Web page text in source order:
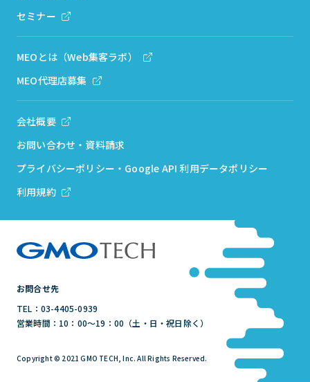
お問合せ先
TEL：03-4405-0939
営業時間：10：00～19：00（土・日・祝日除く）
セミナー
MEOとは（Web集客ラボ）
MEO代理店募集
会社概要
お問い合わせ・資料請求
プライバシーポリシー・Google API 利用データポリシー
利用規約
Copyright © 2021 GMO TECH, Inc. All Rights Reserved.